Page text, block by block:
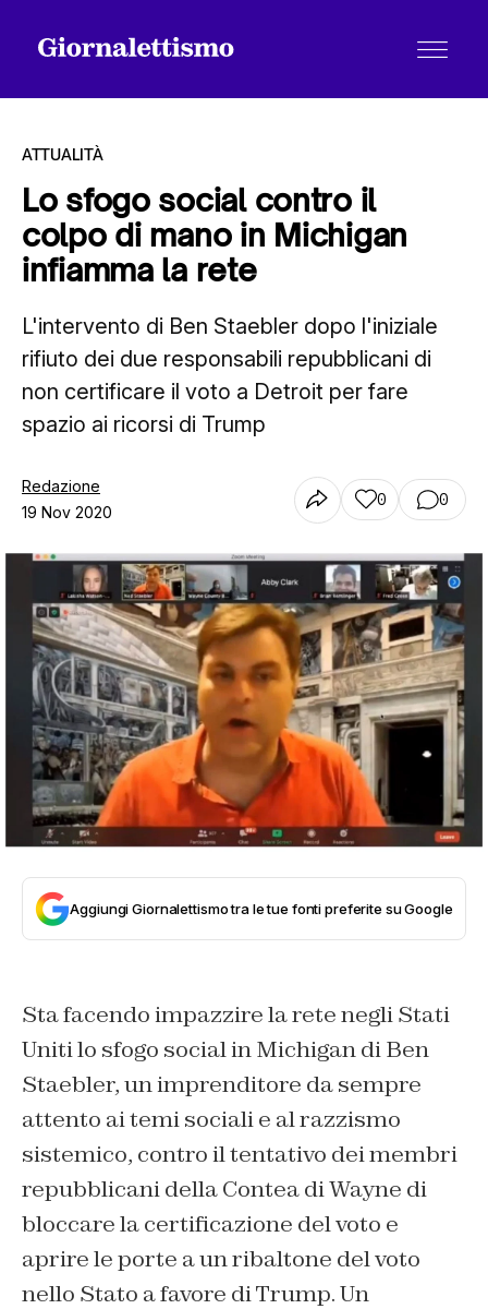
Tutti gli articoli
Chi siamo
Contatti
ATTUALITÀ
Lo sfogo social contro il
colpo di mano in Michigan
infiamma la rete
L'intervento di Ben Staebler dopo l'iniziale
rifiuto dei due responsabili repubblicani di
non certificare il voto a Detroit per fare
spazio ai ricorsi di Trump
Redazione
19 Nov 2020
0 0
Aggiungi Giornalettismo tra le tue fonti preferite su Google
Sta facendo impazzire la rete negli Stati
Uniti lo sfogo social in Michigan di Ben
Staebler, un imprenditore da sempre
attento ai temi sociali e al razzismo
sistemico, contro il tentativo dei membri
repubblicani della Contea di Wayne di
bloccare la certificazione del voto e
aprire le porte a un ribaltone del voto
nello Stato a favore di Trump. Un